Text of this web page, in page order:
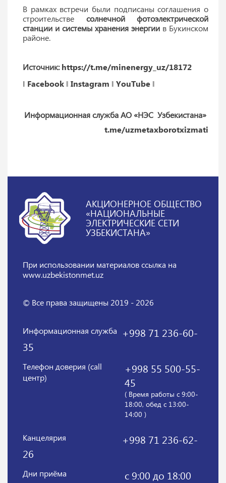
В рамках встречи были подписаны соглашения о
строительстве солнечной фотоэлектрической
станции и системы хранения энергии в Букинском
районе.
Источник:https://t.me/minenergy_uz/18172
‖ Facebook ‖ Instagram ‖ YouTube ‖
Информационная служба АО «НЭС Узбекистана»
t.me/uzmetaxborotxizmati
АКЦИОНЕРНОЕ ОБЩЕСТВО
«НАЦИОНАЛЬНЫЕ
ЭЛЕКТРИЧЕСКИЕ СЕТИ
УЗБЕКИСТАНА»
При использовании материаловссылка на
www.uzbekistonmet.uz
© Все права защищены 2019 - 2026
Информационная служба
+998 71 236-60-
35
Телефон доверия (call
центр)
+998 55 500-55-
45
( Время работы с 9:00-
18:00, обед с 13:00-
14:00 )
Канцелярия
+998 71 236-62-
26
Дни приёма с 9:00 до 18:00